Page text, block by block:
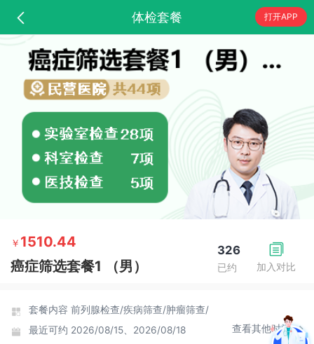
体检套餐 打开APP
加入对比
326
已约
￥ 1510.44
癌症筛选套餐1 （男）
套餐内容 前列腺检查/疾病筛查/肿瘤筛查/
最近可约 2026/08/15、2026/08/18 查看其他时间